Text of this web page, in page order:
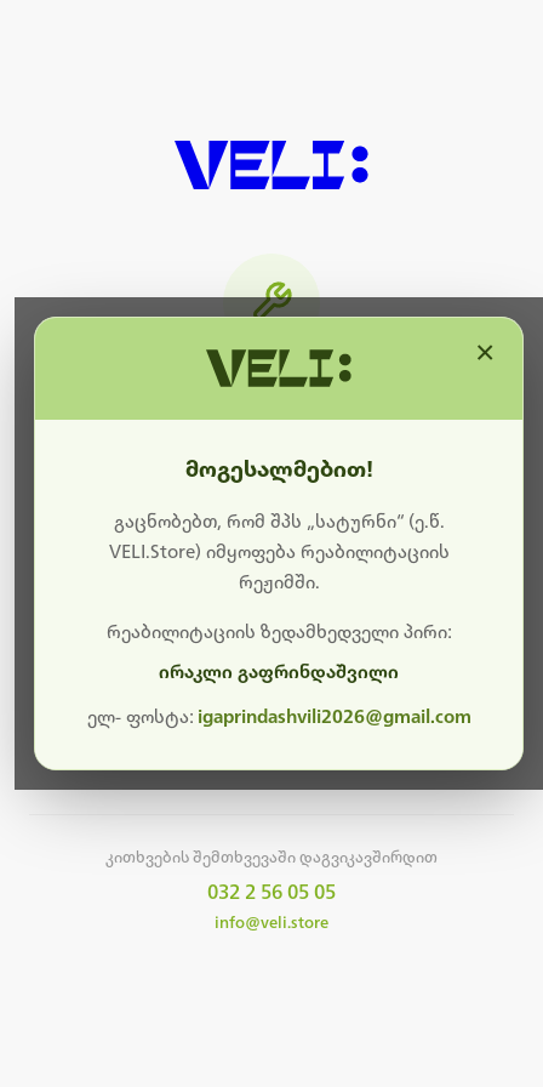
ბოდიშს გიხდით შეფერხებისთვის. ამჟამად
მიმდინარეობს საიტის განახლება და ტექნიკური
სამუშაოები.
მალე ისევ ხელმისაწვდომი იქნება. გმადლობთ
კითხვების შემთხვევაში დაგვიკავშირდით
032 2 56 05 05
info@veli.store
მოგესალმებით!
გაცნობებთ, რომ შპს „სატურნი“ (ე.წ.
VELI.Store) იმყოფება რეაბილიტაციის
რეჟიმში.
რეაბილიტაციის ზედამხედველი პირი:
ირაკლი გაფრინდაშვილი
ელ- ფოსტა: igaprindashvili2026@gmail.com
×